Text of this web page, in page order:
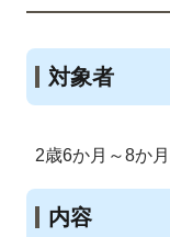
対象者
2歳6か月～8か
内容